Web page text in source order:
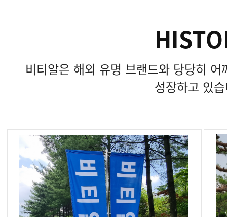
비티알은 해외 유명 브랜드와 당당히
성장하고 있